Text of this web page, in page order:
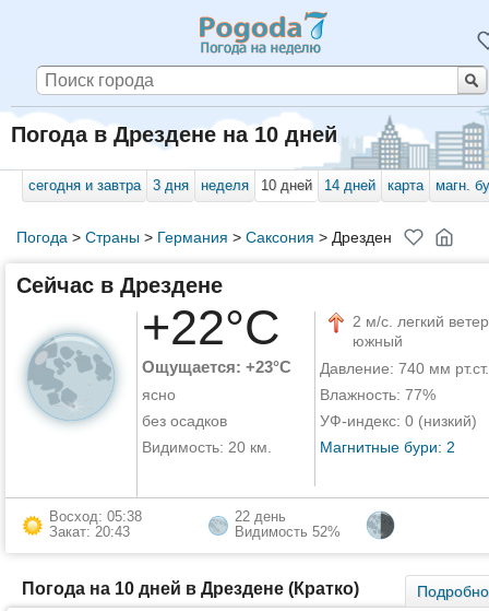
Погода в Дрездене на 10 дней
сегодня и завтра 3 дня неделя 10 дней 14 дней карта магн.
Погода > Страны> Германия > Саксония > Дрезден
Сейчас в Дрездене
+22°C
Ощущается: +23°C
ясно
без осадков
Видимость: 20 км.
2 м/с. легкий
южный
Давление: 740 мм рт.ст.
Влажность: 77%
УФ-индекс: 0 (низкий)
Магнитные бури: 2
Восход: 05:38
Закат: 20:43
22 день
Видимость 52%
Погода на 10 дней в Дрездене (Кратко) Подробно